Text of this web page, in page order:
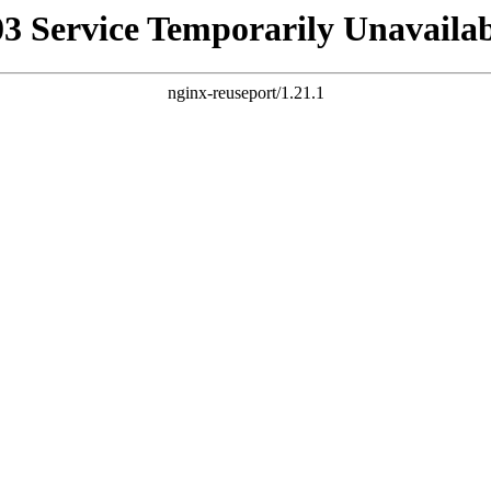
Service Temporarily
nginx-reuseport/1.21.1